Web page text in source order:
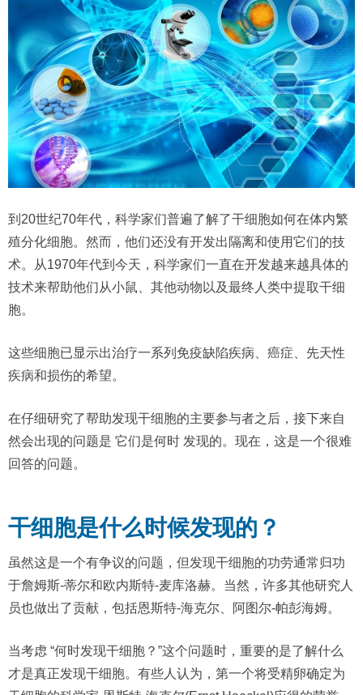
到20世纪70年代，科学家们普遍了解了干细胞如何在体内繁
殖分化细胞。然而，他们还没有开发出隔离和使用它们的技
术。从1970年代到今天，科学家们一直在开发越来越具体的
技术来帮助他们从小鼠、其他动物以及最终人类中提取干细
胞。
这些细胞已显示出治疗一系列免疫缺陷疾病、癌症、先天性
疾病和损伤的希望。
在仔细研究了帮助发现干细胞的主要参与者之后，接下来自
然会出现的问题是 它们是何时 发现的。现在，这是一个很难
回答的问题。
干细胞是什么时候发现的？
虽然这是一个有争议的问题，但发现干细胞的功劳通常归功
于詹姆斯-蒂尔和欧内斯特-麦库洛赫。当然，许多其他研究人
员也做出了贡献，包括恩斯特-海克尔、阿图尔-帕彭海姆。
当考虑 “何时发现干细胞？”这个问题时，重要的是了解什么
才是真正发现干细胞。有些人认为，第一个将受精卵确定为